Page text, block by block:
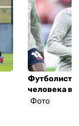
Футболист
человека в
Фото